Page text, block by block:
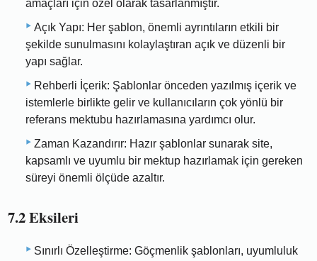
amaçları için özel olarak tasarlanmıştır.
Açık Yapı: Her şablon, önemli ayrıntıların etkili bir
şekilde sunulmasını kolaylaştıran açık ve düzenli bir
yapı sağlar.
Rehberli İçerik: Şablonlar önceden yazılmış içerik ve
istemlerle birlikte gelir ve kullanıcıların çok yönlü bir
referans mektubu hazırlamasına yardımcı olur.
Zaman Kazandırır: Hazır şablonlar sunarak site,
kapsamlı ve uyumlu bir mektup hazırlamak için gereken
süreyi önemli ölçüde azaltır.
7.2 Eksileri
Sınırlı Özelleştirme: Göçmenlik şablonları, uyumluluk